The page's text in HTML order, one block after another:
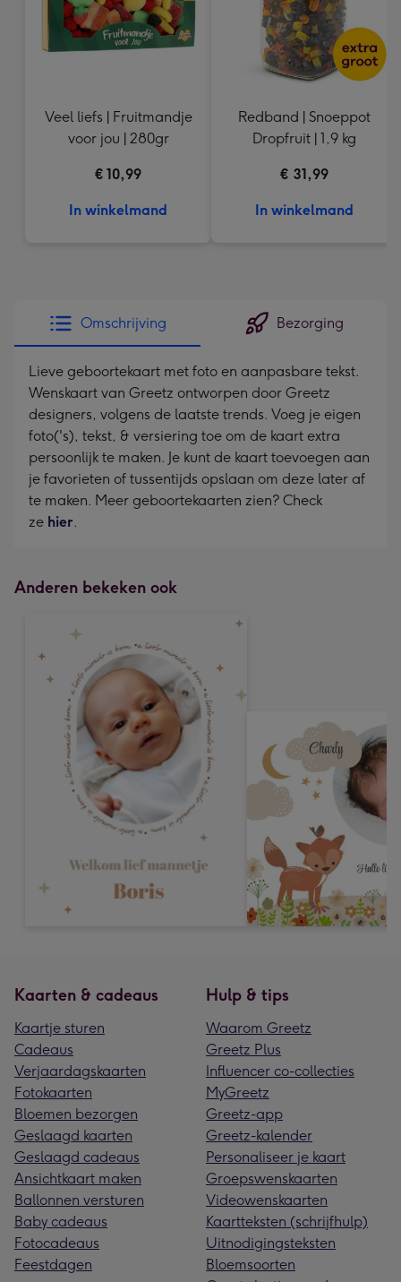
Veel liefs | Fruitmandje
voor jou | 280gr
€ 10,99
In winkelmand
Redband | Snoeppot
Dropfruit | 1,9 kg
€ 31,99
In winkelmand
Omschrijving Bezorging
Lieve geboortekaart met foto en aanpasbare tekst.
Wenskaart van Greetz ontworpen door Greetz
designers, volgens de laatste trends. Voeg je eigen
foto('s), tekst, & versiering toe om de kaart extra
persoonlijk te maken. Je kunt de kaart toevoegen aan
je favorieten of tussentijds opslaan om deze later af
te maken. Meer geboortekaarten zien? Check
ze hier.
Anderen bekeken ook
Kaarten & cadeaus
Kaartje sturen
Cadeaus
Verjaardagskaarten
Fotokaarten
Bloemen bezorgen
Geslaagd kaarten
Geslaagd cadeaus
Ansichtkaart maken
Ballonnen versturen
Baby cadeaus
Fotocadeaus
Feestdagen
Hulp & tips
Waarom Greetz
Greetz Plus
Influencer co-collecties
MyGreetz
Greetz-app
Greetz-kalender
Personaliseer je kaart
Groepswenskaarten
Videowenskaarten
Kaartteksten (schrijfhulp)
Uitnodigingsteksten
Bloemsoorten